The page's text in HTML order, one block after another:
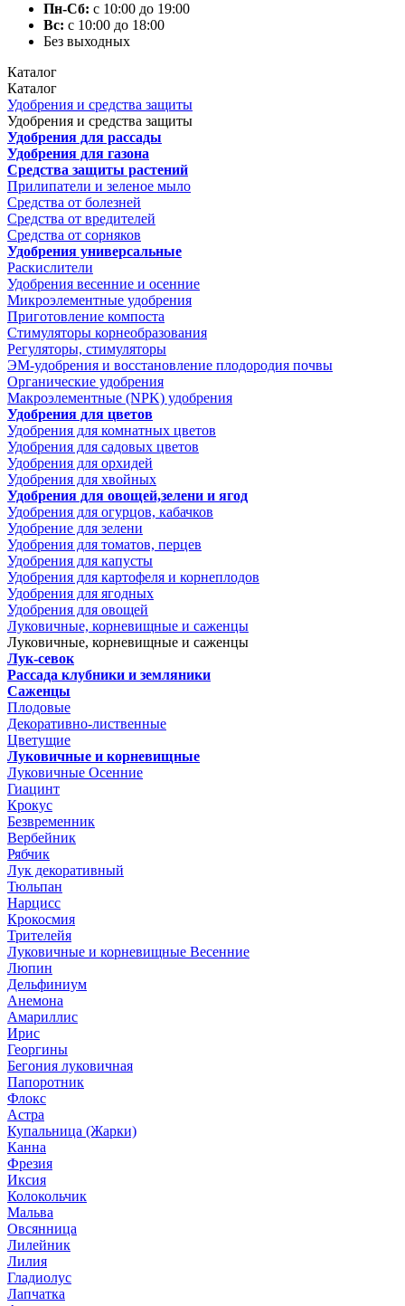
Пн-Сб: с 10:00 до 19:00
Вс: с 10:00 до 18:00
Без выходных
Каталог
Каталог
Удобрения и средства защиты
Удобрения и средства защиты
Удобрения для рассады
Удобрения для газона
Средства защиты растений
Прилипатели и зеленое мыло
Средства от болезней
Средства от вредителей
Средства от сорняков
Удобрения универсальные
Раскислители
Удобрения весенние и осенние
Микроэлементные удобрения
Приготовление компоста
Стимуляторы корнеобразования
Регуляторы, стимуляторы
ЭМ-удобрения и восстановление плодородия почвы
Органические удобрения
Макроэлементные (NPK) удобрения
Удобрения для цветов
Удобрения для комнатных цветов
Удобрения для садовых цветов
Удобрения для орхидей
Удобрения для хвойных
Удобрения для овощей,зелени и ягод
Удобрения для огурцов, кабачков
Удобрение для зелени
Удобрения для томатов, перцев
Удобрения для капусты
Удобрения для картофеля и корнеплодов
Удобрения для ягодных
Удобрения для овощей
Луковичные, корневищные и саженцы
Луковичные, корневищные и саженцы
Лук-севок
Рассада клубники и земляники
Саженцы
Плодовые
Декоративно-лиственные
Цветущие
Луковичные и корневищные
Луковичные Осенние
Гиацинт
Крокус
Безвременник
Вербейник
Рябчик
Лук декоративный
Тюльпан
Нарцисс
Крокосмия
Трителейя
Луковичные и корневищные Весенние
Люпин
Дельфиниум
Анемона
Амариллис
Ирис
Георгины
Бегония луковичная
Папоротник
Флокс
Астра
Купальница (Жарки)
Канна
Фрезия
Иксия
Колокольчик
Мальва
Овсянница
Лилейник
Лилия
Гладиолус
Лапчатка